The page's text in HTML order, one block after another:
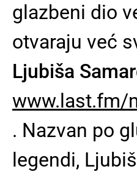
glazbeni dio
otvaraju već
Ljubiša
www.last.fm/
. Nazvan po
legendi,